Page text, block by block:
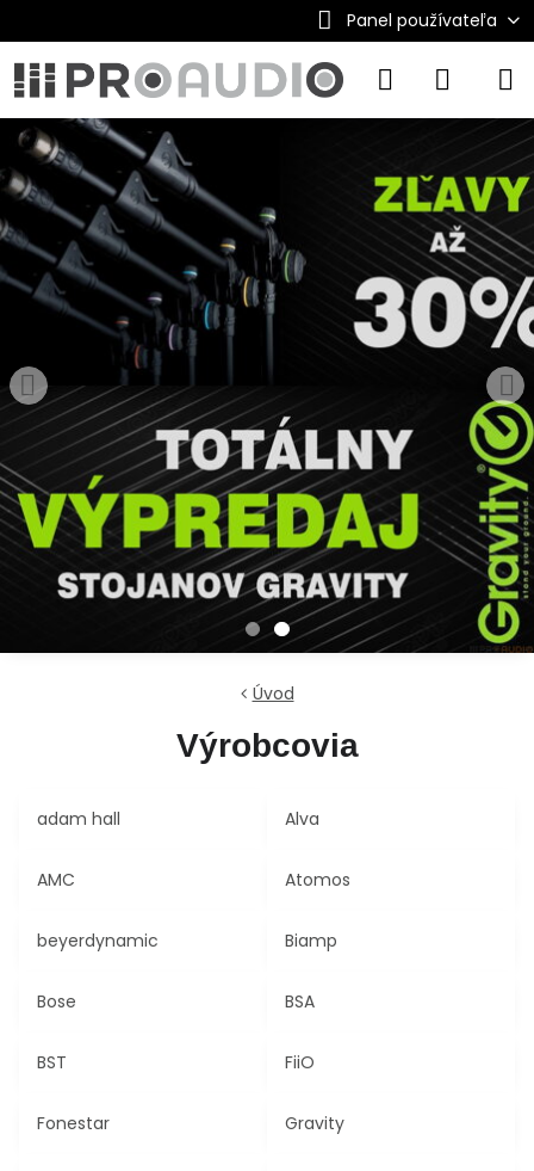
Panel používateľa
Úvod
Výrobcovia
adam hall Alva
AMC Atomos
beyerdynamic Biamp
Bose BSA
BST FiiO
Fonestar Gravity